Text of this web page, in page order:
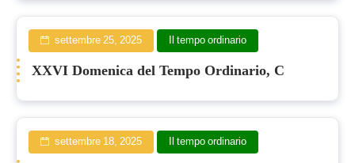
settembre 25, 2025 Il tempo ordinario
XXVI Domenica del Tempo Ordinario, C
settembre 18, 2025 Il tempo ordinario